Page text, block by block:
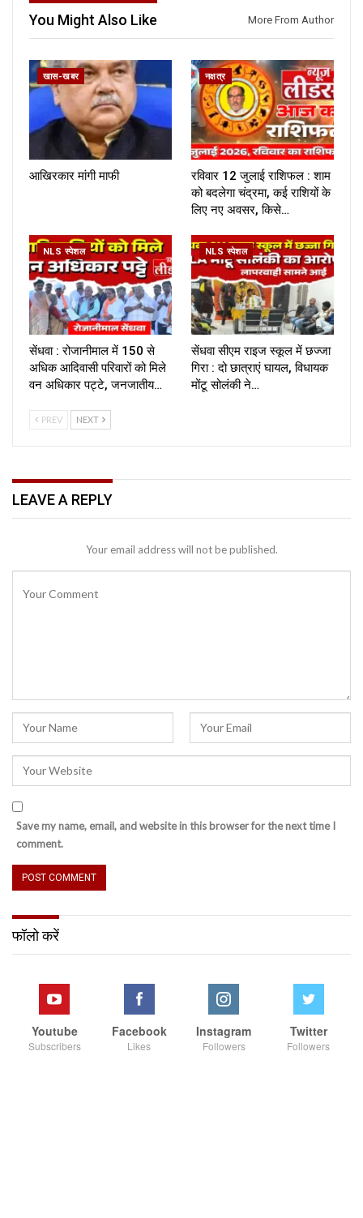
You Might Also Like More From Author
खास-खबर
आखिरकार मांगी माफी
नक्षत्र
रविवार 12 जुलाई राशिफल : शाम
को बदलेगा चंद्रमा, कई राशियों के
लिए नए अवसर, किसे…
NLS स्पेशल
सेंधवा : रोजानीमाल में 150 से
अधिक आदिवासी परिवारों को मिले
वन अधिकार पट्टे, जनजातीय…
NLS स्पेशल
सेंधवा सीएम राइज स्कूल में छज्जा
गिरा : दो छात्राएं घायल, विधायक
मोंटू सोलंकी ने…
PREV NEXT
LEAVE A REPLY
Your email address will not be published.
Save my name, email, and website in this browser for the next time I
comment.
फॉलो करें
Youtube
Subscribers
Facebook
Likes
Instagram
Followers
Twitter
Followers